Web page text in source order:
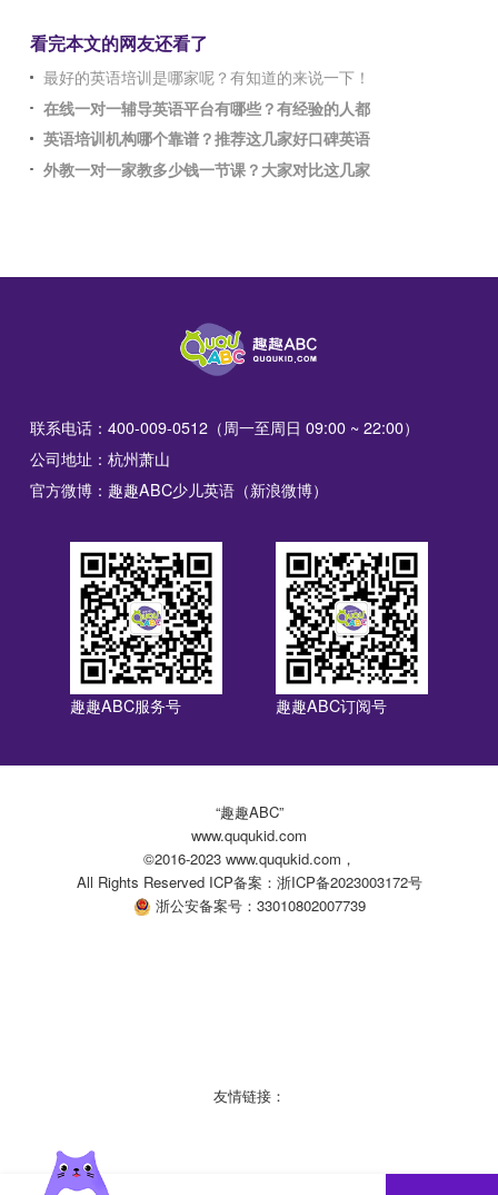
看完本文的网友还看了
最好的英语培训是哪家呢？有知道的来说一下！
在线一对一辅导英语平台有哪些？有经验的人都
英语培训机构哪个靠谱？推荐这几家好口碑英语
外教一对一家教多少钱一节课？大家对比这几家
联系电话：400-009-0512（周一至周日 09:00 ~ 22:00）
公司地址：杭州萧山
官方微博：趣趣ABC少儿英语（新浪微博）
趣趣ABC服务号 趣趣ABC订阅号
“趣趣ABC”
www.ququkid.com
©2016-2023 www.ququkid.com，
All Rights Reserved ICP备案：浙ICP备2023003172号
浙公安备案号：33010802007739
友情链接：